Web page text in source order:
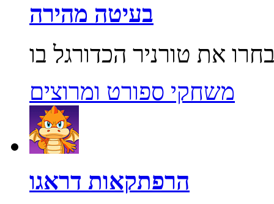
בעיטה מהירה
משחקי ספורט ומרוצים
הרפתקאות דראגו